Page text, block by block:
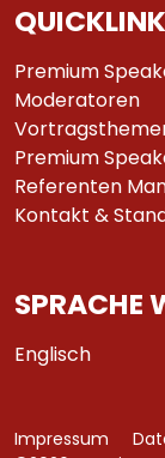
Premium
Moderatoren
Premium
Referenten
Kontakt &
SPRACHE
Englisch
Impressum